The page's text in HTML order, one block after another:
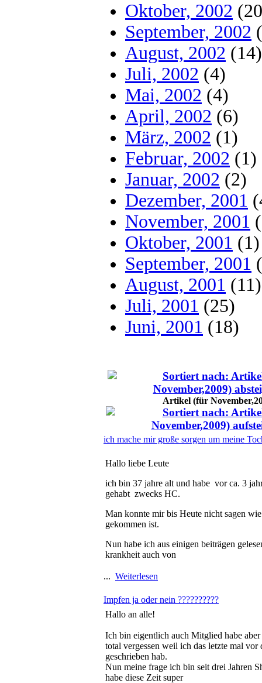
Oktober, 2002
September, 2002
August, 2002 (14)
Juli, 2002 (4)
Mai, 2002 (4)
April, 2002 (6)
März, 2002 (1)
Februar, 2002 (1)
Januar, 2002 (2)
Dezember, 2001
November, 2001
Oktober, 2001 (1)
September, 2001
August, 2001 (11)
Juli, 2001 (25)
Juni, 2001 (18)
Artikel (für
ich mache mir große sorgen um meine
Hallo liebe Leute
ich bin 37 jahre alt und habe vor ca. 3
gehabt zwecks HC.
Man konnte mir bis Heute nicht sagen wie
gekommen ist.
Nun habe ich aus einigen beiträgen
krankheit auch von
... Weiterlesen
Impfen ja oder nein ??????????
Hallo an alle!
Ich bin eigentlich auch Mitglied habe
total vergessen weil ich das letzte mal vor
geschrieben hab.
Nun meine frage ich bin seit drei Jahren
habe diese Zeit super